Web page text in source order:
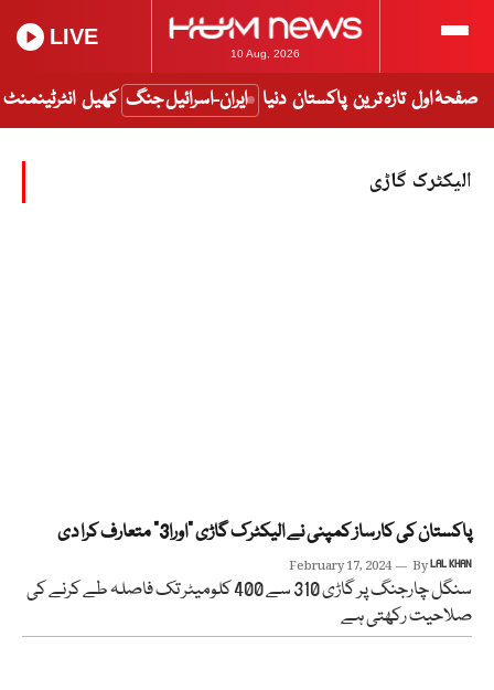
10 Aug, 2026
LIVE
صفحۂ اول تازہ ترین پاکستان دنیا ایران-اسرائیل جنگ کھیل انٹرٹینمنٹ
الیکٹرک گاڑی
پاکستان کی کارساز کمپنی نے الیکٹرک گاڑی ”اورا3“ متعارف کرا دی
February 17, 2024 ByLAL KHAN
سنگل چارجنگ پر گاڑی 310 سے 400 کلومیٹر تک فاصلہ طے کرنے کی
صلاحیت رکھتی ہے